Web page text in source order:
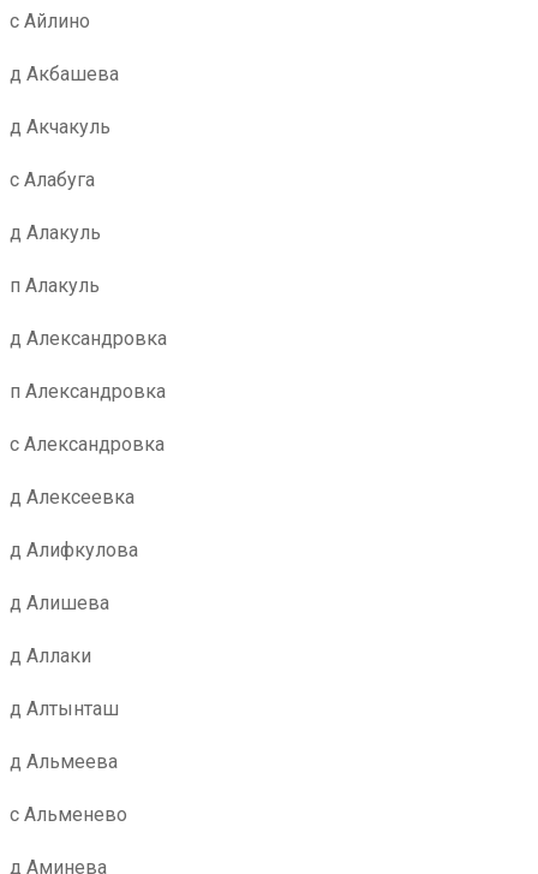
с Айлино
д Акбашева
д Акчакуль
с Алабуга
д Алакуль
п Алакуль
д Александровка
п Александровка
с Александровка
д Алексеевка
д Алифкулова
д Алишева
д Аллаки
д Алтынташ
д Альмеева
с Альменево
д Аминева